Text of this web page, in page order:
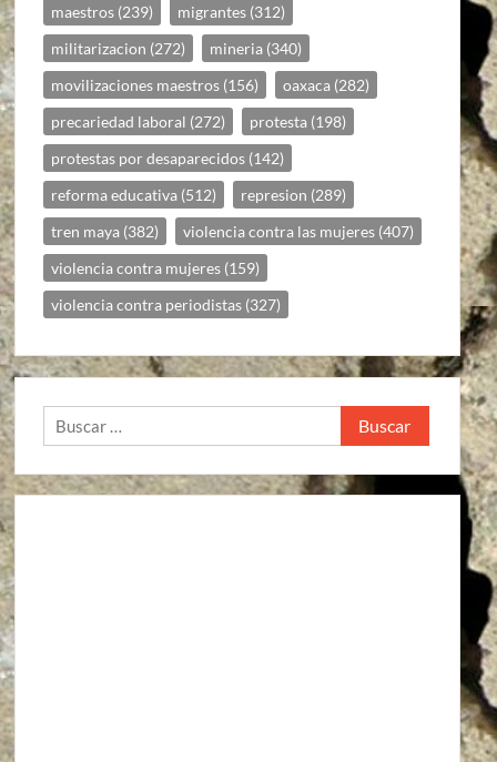
maestros (239) migrantes (312)
militarizacion (272) mineria (340)
movilizaciones maestros (156) oaxaca (282)
precariedad laboral (272) protesta (198)
protestas por desaparecidos (142)
reforma educativa (512) represion (289)
tren maya (382) violencia contra las mujeres (407)
violencia contra mujeres (159)
violencia contra periodistas (327)
Buscar: